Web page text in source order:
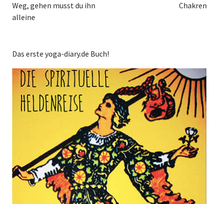
Weg, gehen musst du ihn
alleine
Chakren
Das erste yoga-diary.de Buch!